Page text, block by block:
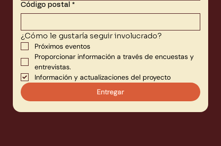
Código postal *
¿Cómo le gustaría seguir involucrado?
Próximos eventos
Proporcionar información a través de encuestas y
entrevistas.
Información y actualizaciones del proyecto
Entregar